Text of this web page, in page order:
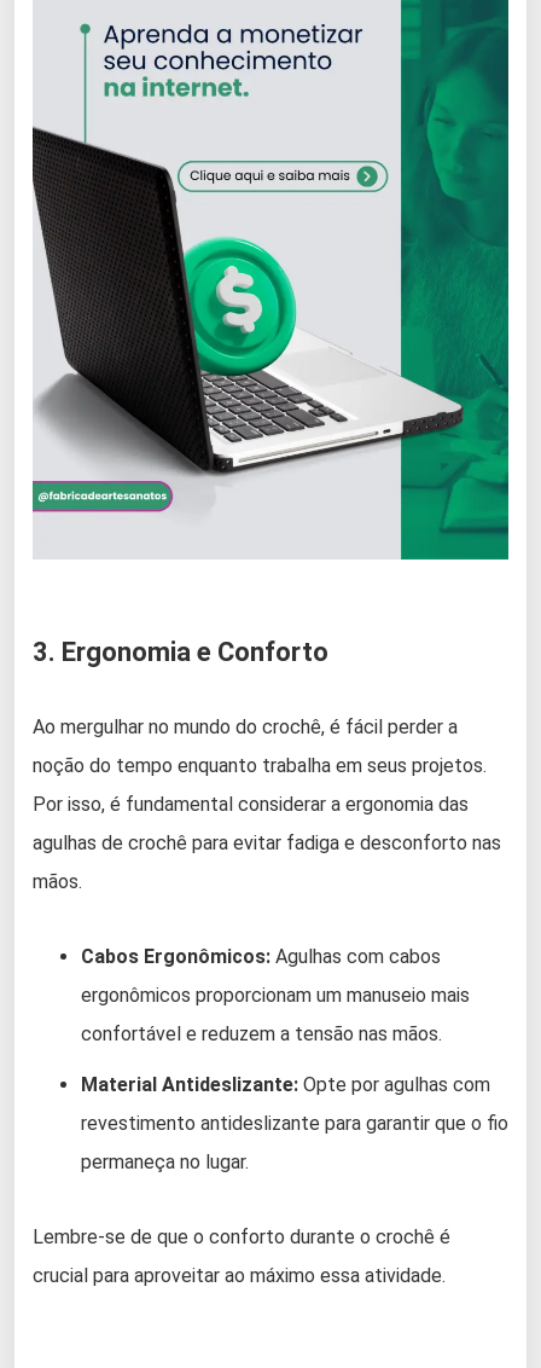
3. Ergonomia e Conforto
Ao mergulhar no mundo do crochê, é fácil perder a
noção do tempo enquanto trabalha em seus projetos.
Por isso, é fundamental considerar a ergonomia das
agulhas de crochê para evitar fadiga e desconforto nas
mãos.
Cabos Ergonômicos: Agulhas com cabos
ergonômicos proporcionam um manuseio mais
confortável e reduzem a tensão nas mãos.
Material Antideslizante: Opte por agulhas com
revestimento antideslizante para garantir que o fio
permaneça no lugar.
Lembre-se de que o conforto durante o crochê é
crucial para aproveitar ao máximo essa atividade.